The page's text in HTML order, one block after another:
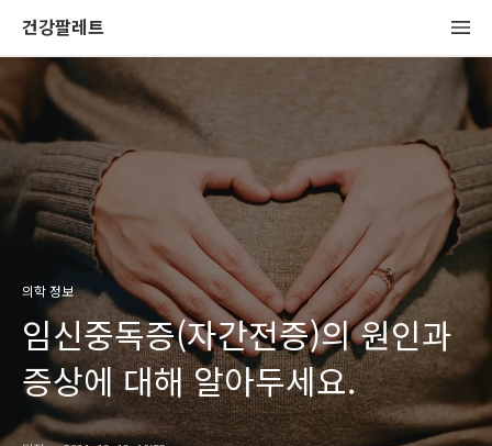
건강팔레트
의학 정보
임신중독증(자간전증)의 원인과
증상에 대해 알아두세요.